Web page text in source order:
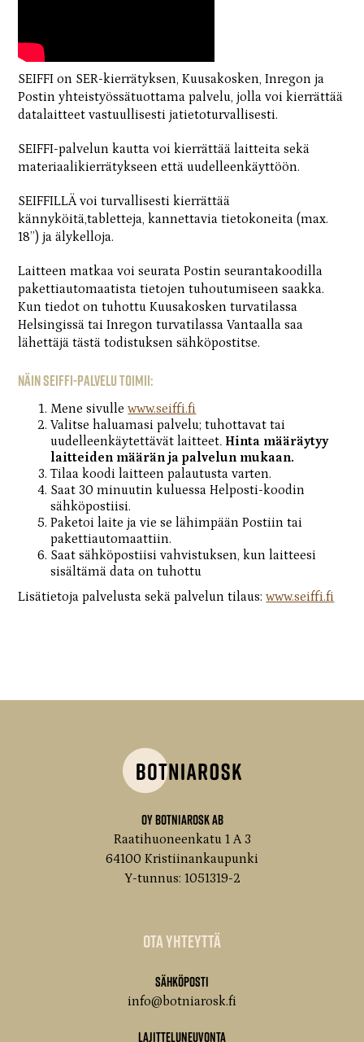
SEIFFI on SER-kierrätyksen, Kuusakosken, Inregon ja
Postin yhteistyössätuottama palvelu, jolla voi kierrättää
datalaitteet vastuullisesti jatietoturvallisesti.
SEIFFI-palvelun kautta voi kierrättää laitteita sekä
materiaalikierrätykseen että uudelleenkäyttöön.
SEIFFILLÄ voi turvallisesti kierrättää
kännyköitä,tabletteja, kannettavia tietokoneita (max.
18”) ja älykelloja.
Laitteen matkaa voi seurata Postin seurantakoodilla
pakettiautomaatista tietojen tuhoutumiseen saakka.
Kun tiedot on tuhottu Kuusakosken turvatilassa
Helsingissä tai Inregon turvatilassa Vantaalla saa
lähettäjä tästä todistuksen sähköpostitse.
Näin SEIFFI-palvelu toimii:
Mene sivullewww.seiffi.fi
Valitse haluamasi palvelu; tuhottavat tai
uudelleenkäytettävät laitteet. Hinta määräytyy
laitteiden määrän ja palvelun mukaan.
Tilaa koodi laitteen palautusta varten.
Saat 30 minuutin kuluessa Helposti-koodin
sähköpostiisi.
Paketoi laite ja vie se lähimpään Postiin tai
pakettiautomaattiin.
Saat sähköpostiisi vahvistuksen, kun laitteesi
sisältämä data on tuhottu
Lisätietoja palvelusta sekä palvelun tilaus:www.seiffi.fi
Oy Botniarosk Ab
Raatihuoneenkatu 1 A 3
64100 Kristiinankaupunki
Y-tunnus: 1051319-2
Ota yhteyttä
Sähköposti
info@botniarosk.fi
Lajitteluneuvonta